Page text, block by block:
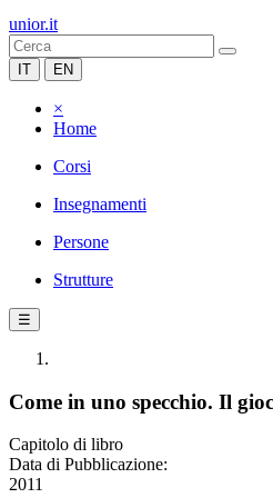
unior.it
IT EN
×
Home
Corsi
Insegnamenti
Persone
Strutture
☰
Come in uno specchio. Il
Capitolo di libro
Data di Pubblicazione:
2011